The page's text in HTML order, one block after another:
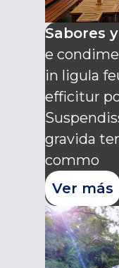
Sabores
e
in ligula
efficitur
gravida
commo
Ver más